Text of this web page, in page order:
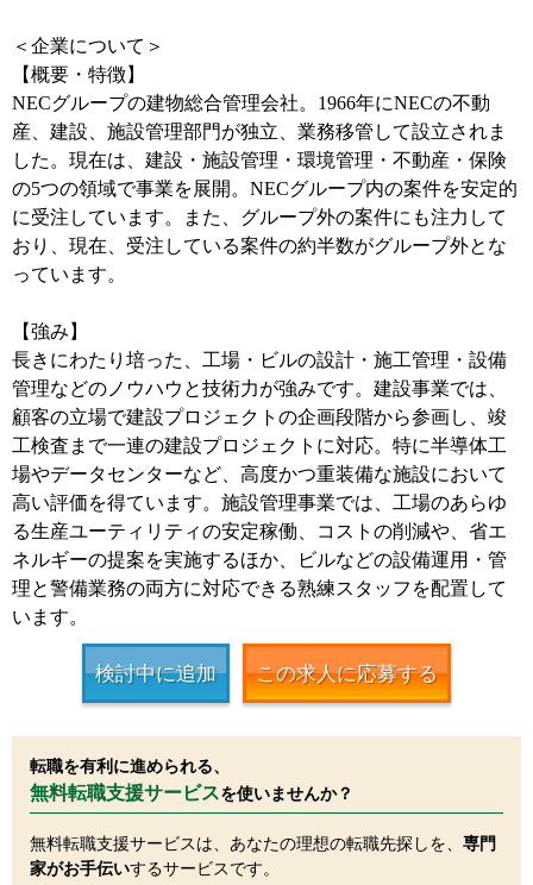
＜企業について＞
【概要・特徴】
NECグループの建物総合管理会社。1966年にNECの不動
産、建設、施設管理部門が独立、業務移管して設立されま
した。現在は、建設・施設管理・環境管理・不動産・保険
の5つの領域で事業を展開。NECグループ内の案件を安定的
に受注しています。また、グループ外の案件にも注力して
おり、現在、受注している案件の約半数がグループ外とな
っています。
【強み】
長きにわたり培った、工場・ビルの設計・施工管理・設備
管理などのノウハウと技術力が強みです。建設事業では、
顧客の立場で建設プロジェクトの企画段階から参画し、竣
工検査まで一連の建設プロジェクトに対応。特に半導体工
場やデータセンターなど、高度かつ重装備な施設において
高い評価を得ています。施設管理事業では、工場のあらゆ
る生産ユーティリティの安定稼働、コストの削減や、省エ
ネルギーの提案を実施するほか、ビルなどの設備運用・管
理と警備業務の両方に対応できる熟練スタッフを配置して
います。
検討中に追加 この求人に応募する
転職を有利に進められる、
無料転職支援サービスを使いませんか？
無料転職支援サービスは、あなたの理想の転職先探しを、 専門
家がお手伝いするサービスです。